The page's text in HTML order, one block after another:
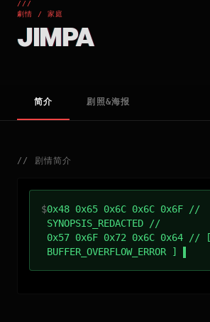
///
劇情 / 家庭
JIMPA
简介 剧照&海报
// 剧情简介
$0x48 0x65 0x6C 0x6C 0x6F //
SYNOPSIS_REDACTED //
0x57 0x6F 0x72 0x6C 0x64 // [
BUFFER_OVERFLOW_ERROR ]